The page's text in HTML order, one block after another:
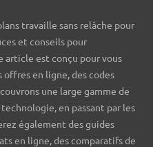
travaille sans relâche pour
et conseils pour
article est conçu pour vous
offres en ligne, des codes
une large gamme de
en passant par les
également des guides
en ligne, des comparatifs de